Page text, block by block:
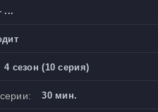
...
4 сезон (10 серия)
30 мин.